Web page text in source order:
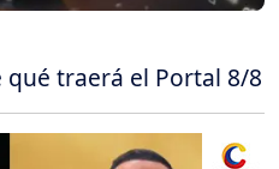
traerá el Portal 8/8